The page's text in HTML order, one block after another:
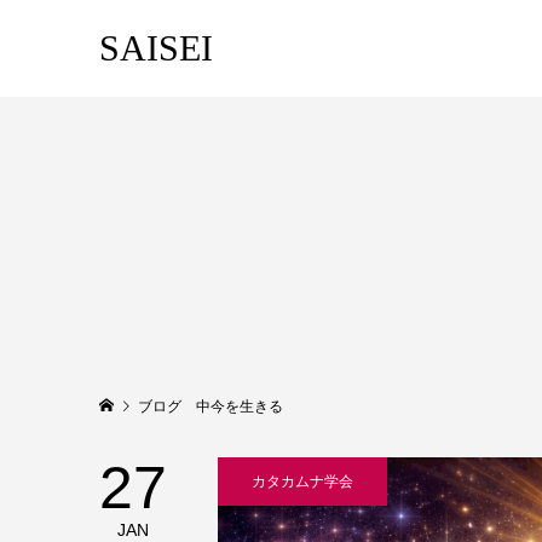
SAISEI
ブログ 中今を生きる
27
JAN
カタカムナ学会